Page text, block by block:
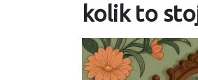
kolik to